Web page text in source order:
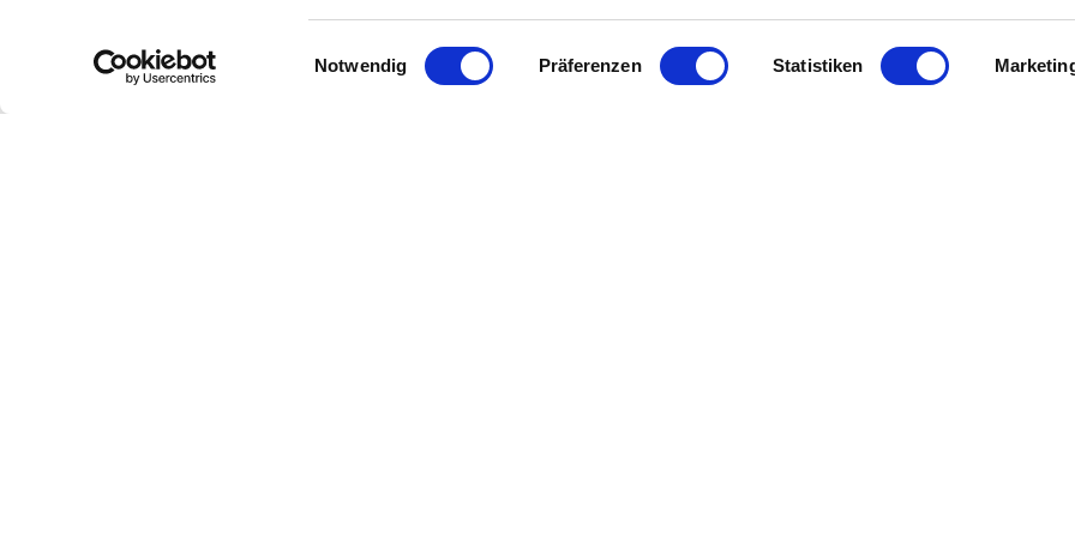
Einwilligungsauswahl
Notwendig Präferenzen Statistiken